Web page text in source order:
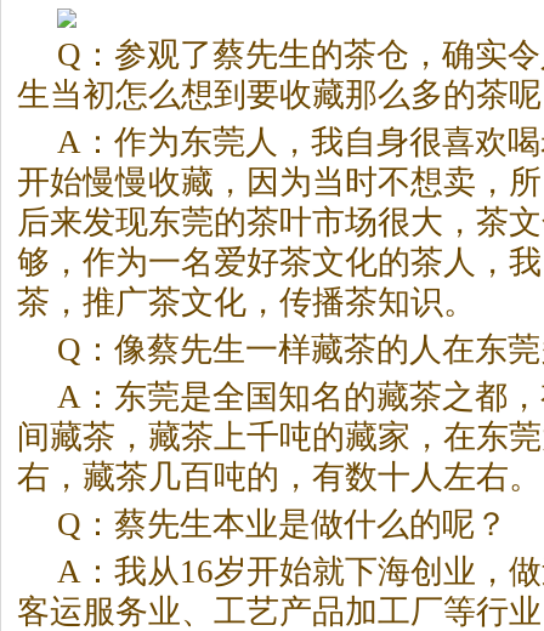
Q：参观了蔡先生的茶仓，确实
生当初怎么想到要收藏那么多的茶
A：作为东莞人，我自身很喜欢
开始慢慢收藏，因为当时不想卖，
后来发现东莞的茶叶市场很大，茶
够，作为一名爱好茶文化的茶人，
茶，推广茶文化，传播茶知识。
Q：像蔡先生一样藏茶的人在东
A：东莞是全国知名的藏茶之都
间藏茶，藏茶上千吨的藏家，在东
右，藏茶几百吨的，有数十人左右。
Q：蔡先生本业是做什么的呢？
A：我从16岁开始就下海创业，
客运服务业、工艺产品加工厂等行